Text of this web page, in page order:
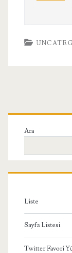
Birincil
Yan
Menü
Ara
Liste
Sayfa Listesi
Twitter Favori